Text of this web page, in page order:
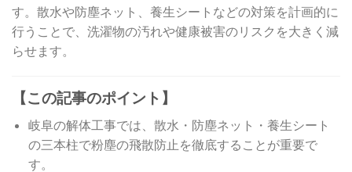
す。散水や防塵ネット、養生シートなどの対策を計画的に
行うことで、洗濯物の汚れや健康被害のリスクを大きく減
らせます。
【この記事のポイント】
岐阜の解体工事では、散水・防塵ネット・養生シート
の三本柱で粉塵の飛散防止を徹底することが重要で
す。